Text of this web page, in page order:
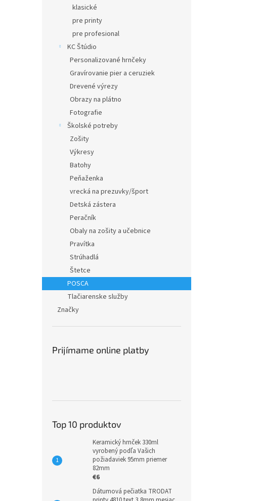
klasické
pre printy
pre profesional
KC Štúdio
Personalizované hrnčeky
Gravírovanie pier a ceruziek
Drevené výrezy
Obrazy na plátno
Fotografie
Školské potreby
Zošity
Výkresy
Batohy
Peňaženka
vrecká na prezuvky/šport
Detská zástera
Peračník
Obaly na zošity a učebnice
Pravítka
Strúhadlá
Štetce
POSCA
Tlačiarenske služby
Značky
Prijímame online platby
Top 10 produktov
Keramický hrnček 330ml
vyrobený podľa Vašich
požiadaviek 95mm priemer
82mm
€6
Dátumová pečiatka TRODAT